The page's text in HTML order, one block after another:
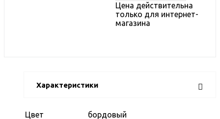
Цена действительна
только для интернет-
магазина
Характеристики
Цвет
бордовый